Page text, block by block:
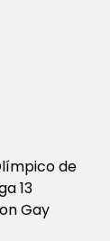
de
13
Gay